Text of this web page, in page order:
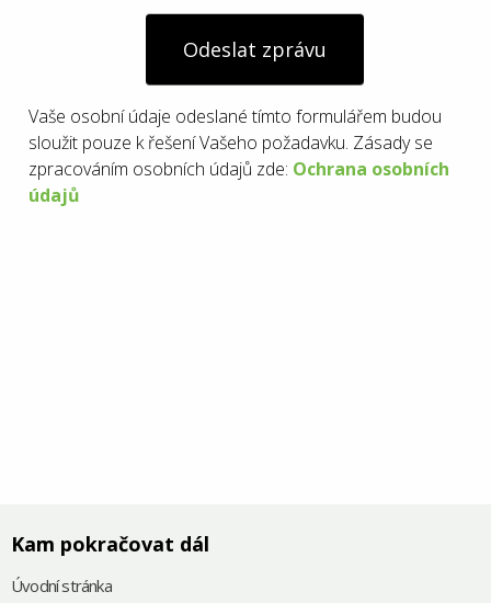
Odeslat zprávu
Vaše osobní údaje odeslané tímto formulářem budou
sloužit pouze k řešení Vašeho požadavku. Zásady se
zpracováním osobních údajů zde: Ochrana osobních
údajů
Kam pokračovat dál
Úvodní stránka